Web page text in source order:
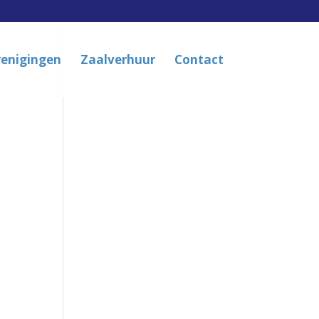
Zaalverhuur Contact